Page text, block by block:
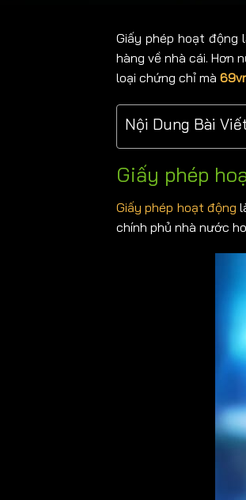
Giấy phép hoạt động
hàng về nhà cái. Hơn
loại chứng chỉ mà
Nội Dung Bài
Giấy phép
Giấy phép hoạt động
chính phủ nhà nước